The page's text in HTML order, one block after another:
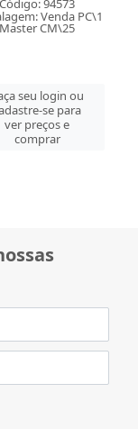
Código: 94571
Venda PC\1
Master CM\60
seu login ou
se para
ver preços e
comprar